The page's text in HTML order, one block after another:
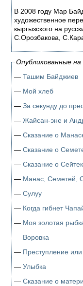
В 2008 году Мар
художественное
кыргызского на
С.Орозбакова,
Опубликованные
— Ташим Байджиев
— Мой хлеб
— За секунду до
— Жайсан-эне и
— Сказание о
— Сказание о
— Сказание о
— Манас, Семетей,
— Сулуу
— Когда гибнет
— Моя золотая
— Воровка
— Преступление
— Улыбка
— Сказание о